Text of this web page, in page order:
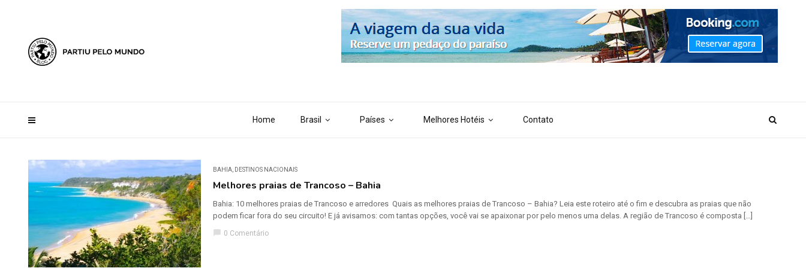
Home Brasil Países Melhores Hotéis Contato
BAHIA DESTINOS NACIONAIS
Melhores praias de Trancoso – Bahia
Bahia: 10 melhores praias de Trancoso e arredores Quais as melhores praias de Trancoso – Bahia? Leia este roteiro até o fim e descubra as praias que não
podem ficar fora do seu circuito! E já avisamos: com tantas opções, você vai se apaixonar por pelo menos uma delas. A região de Trancoso é composta […]
chat_bubble 0 Comentário